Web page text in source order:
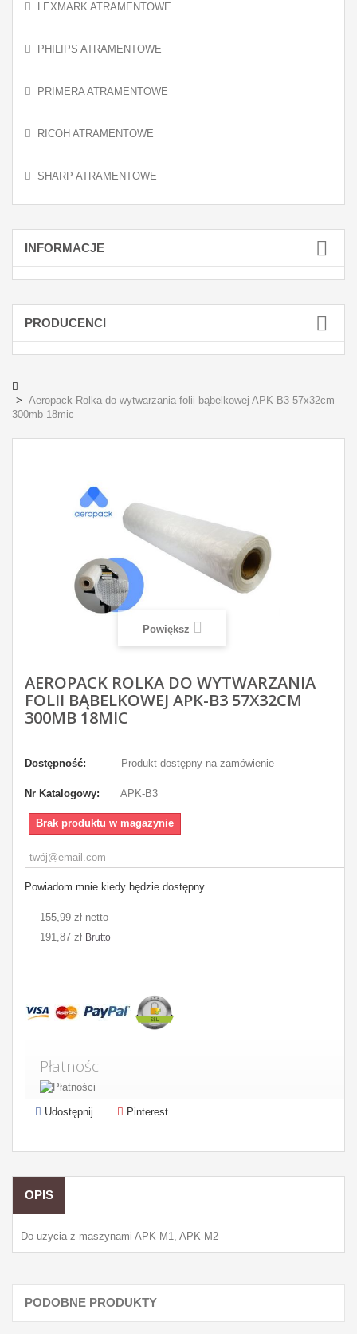
LEXMARK ATRAMENTOWE
PHILIPS ATRAMENTOWE
PRIMERA ATRAMENTOWE
RICOH ATRAMENTOWE
SHARP ATRAMENTOWE
INFORMACJE
PRODUCENCI
Aeropack Rolka do wytwarzania folii bąbelkowej APK-B3 57x32cm
300mb 18mic
Powiększ
AEROPACK ROLKA DO WYTWARZANIA
FOLII BĄBELKOWEJ APK-B3 57X32CM
300MB 18MIC
Dostępność: Produkt dostępny na zamówienie
Nr Katalogowy: APK-B3
Brak produktu w magazynie
Powiadom mnie kiedy będzie dostępny
155,99 zł netto
191,87 zł Brutto
Płatności
Udostępnij Pinterest
OPIS
Do użycia z maszynami APK-M1, APK-M2
PODOBNE PRODUKTY